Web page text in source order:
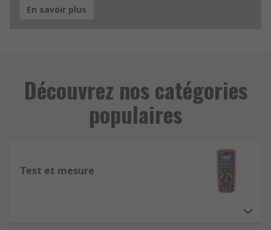
En savoir plus
Découvrez nos catégories
populaires
Test et mesure